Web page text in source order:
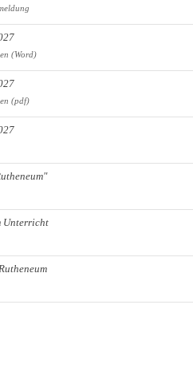
(Word)
(pdf)
Unterricht